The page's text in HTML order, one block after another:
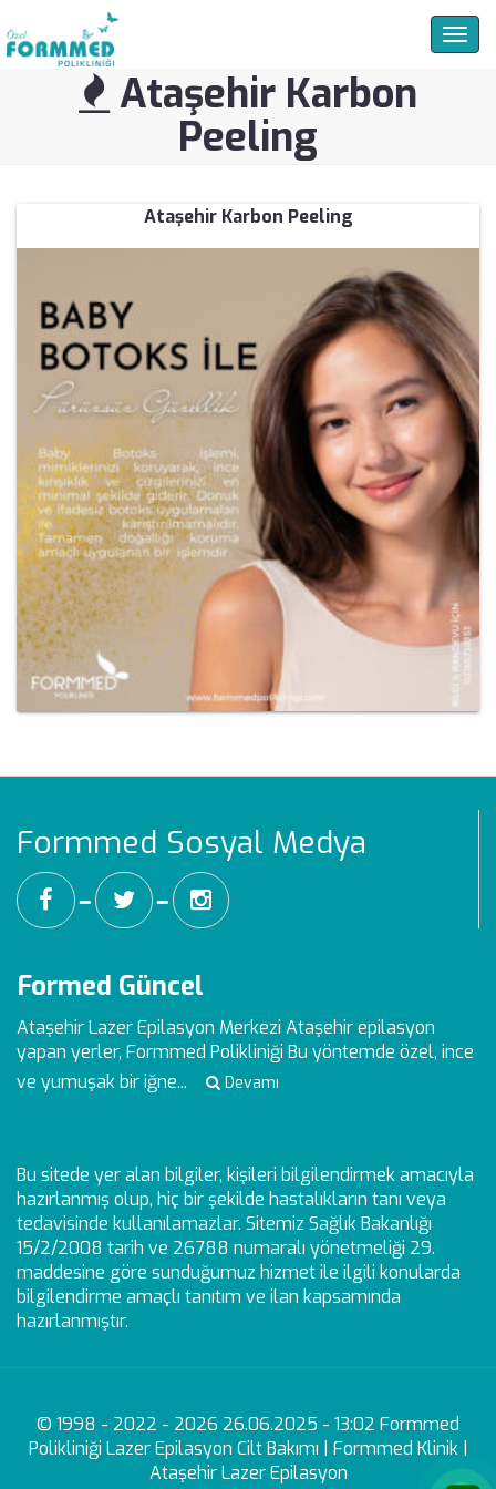
Ataşehir Karbon
Peeling
Ataşehir Karbon Peeling
Formmed Sosyal Medya
━ ━
Formed Güncel
Ataşehir Lazer Epilasyon Merkezi Ataşehir epilasyon
yapan yerler, Formmed Polikliniği Bu yöntemde özel, ince
ve yumuşak bir iğne...
Devamı
Bu sitede yer alan bilgiler, kişileri bilgilendirmek amacıyla
hazırlanmış olup, hiç bir şekilde hastalıkların tanı veya
tedavisinde kullanılamazlar. Sitemiz Sağlık Bakanlığı
15/2/2008 tarih ve 26788 numaralı yönetmeliği 29.
maddesine göre sunduğumuz hizmet ile ilgili konularda
bilgilendirme amaçlı tanıtım ve ilan kapsamında
hazırlanmıştır.
© 1998 - 2022 - 2026 26.06.2025 - 13:02 Formmed
Polikliniği Lazer Epilasyon Cilt Bakımı | Formmed Klinik |
Ataşehir Lazer Epilasyon